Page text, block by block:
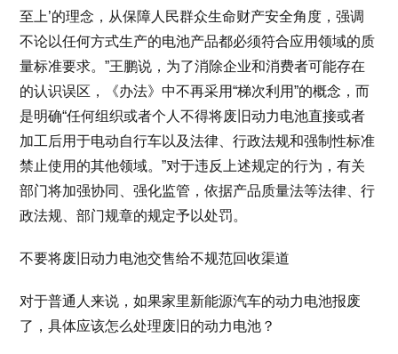
至上’的理念，从保障人民群众生命财产安全角度，强调
不论以任何方式生产的电池产品都必须符合应用领域的质
量标准要求。”王鹏说，为了消除企业和消费者可能存在
的认识误区，《办法》中不再采用“梯次利用”的概念，而
是明确“任何组织或者个人不得将废旧动力电池直接或者
加工后用于电动自行车以及法律、行政法规和强制性标准
禁止使用的其他领域。”对于违反上述规定的行为，有关
部门将加强协同、强化监管，依据产品质量法等法律、行
政法规、部门规章的规定予以处罚。
不要将废旧动力电池交售给不规范回收渠道
对于普通人来说，如果家里新能源汽车的动力电池报废
了，具体应该怎么处理废旧的动力电池？